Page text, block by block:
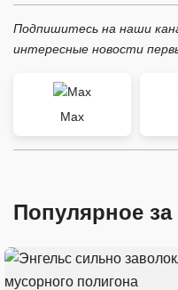
Подпишитесь на наши
интересные новости
Max
Популярное